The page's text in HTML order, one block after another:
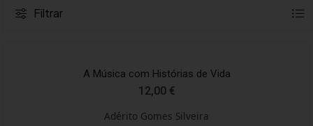
Filtrar
A Música com Histórias de Vida
12,00 €
Adérito Gomes Silveira